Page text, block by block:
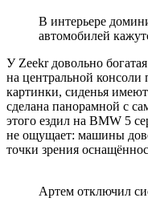
В интерьере
автомобилей
У Zeekr довольно
на центральной консоли
картинки, сиденья
сделана панорамной с
этого ездил на BMW 5
не ощущает: машины
точки зрения
Артем отключил